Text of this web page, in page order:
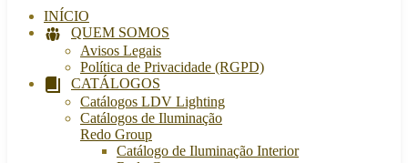
INÍCIO
QUEM SOMOS
Avisos Legais
Política de Privacidade (RGPD)
CATÁLOGOS
Catálogos LDV Lighting
Catálogos de Iluminação
Redo Group
Catálogo de Iluminação Interior